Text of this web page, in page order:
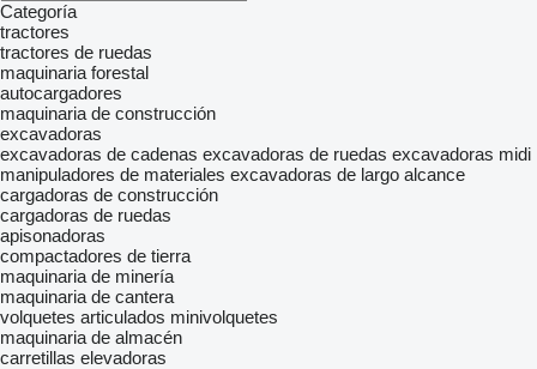
Categoría
tractores
tractores de ruedas
maquinaria forestal
autocargadores
maquinaria de construcción
excavadoras
excavadoras de cadenas excavadoras de ruedas excavadoras midi
manipuladores de materiales excavadoras de largo alcance
cargadoras de construcción
cargadoras de ruedas
apisonadoras
compactadores de tierra
maquinaria de minería
maquinaria de cantera
volquetes articulados minivolquetes
maquinaria de almacén
carretillas elevadoras